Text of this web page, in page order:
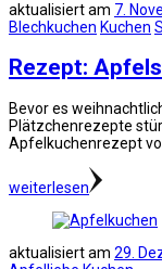
aktualisiert am 7.
Blechkuchen Kuchen
Rezept:
Bevor es
Plätzchenrezepte
Apfelkuchenrezept
weiterlesen
aktualisiert am 29.